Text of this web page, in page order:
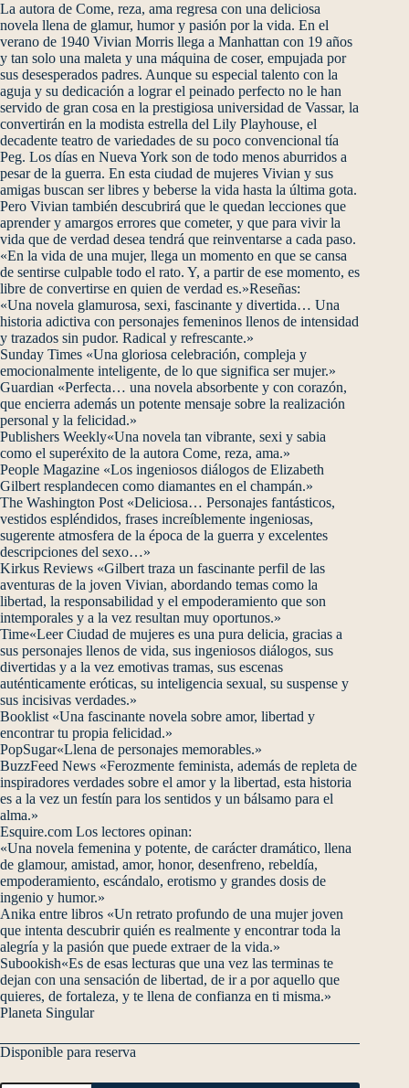
La autora de Come, reza, ama regresa con una deliciosa
novela llena de glamur, humor y pasión por la vida. En el
verano de 1940 Vivian Morris llega a Manhattan con 19 años
y tan solo una maleta y una máquina de coser, empujada por
sus desesperados padres. Aunque su especial talento con la
aguja y su dedicación a lograr el peinado perfecto no le han
servido de gran cosa en la prestigiosa universidad de Vassar, la
convertirán en la modista estrella del Lily Playhouse, el
decadente teatro de variedades de su poco convencional tía
Peg. Los días en Nueva York son de todo menos aburridos a
pesar de la guerra. En esta ciudad de mujeres Vivian y sus
amigas buscan ser libres y beberse la vida hasta la última gota.
Pero Vivian también descubrirá que le quedan lecciones que
aprender y amargos errores que cometer, y que para vivir la
vida que de verdad desea tendrá que reinventarse a cada paso.
«En la vida de una mujer, llega un momento en que se cansa
de sentirse culpable todo el rato. Y, a partir de ese momento, es
libre de convertirse en quien de verdad es.»Reseñas:
«Una novela glamurosa, sexi, fascinante y divertida… Una
historia adictiva con personajes femeninos llenos de intensidad
y trazados sin pudor. Radical y refrescante.»
Sunday Times «Una gloriosa celebración, compleja y
emocionalmente inteligente, de lo que significa ser mujer.»
Guardian «Perfecta… una novela absorbente y con corazón,
que encierra además un potente mensaje sobre la realización
personal y la felicidad.»
Publishers Weekly«Una novela tan vibrante, sexi y sabia
como el superéxito de la autora Come, reza, ama.»
People Magazine «Los ingeniosos diálogos de Elizabeth
Gilbert resplandecen como diamantes en el champán.»
The Washington Post «Deliciosa… Personajes fantásticos,
vestidos espléndidos, frases increíblemente ingeniosas,
sugerente atmosfera de la época de la guerra y excelentes
descripciones del sexo…»
Kirkus Reviews «Gilbert traza un fascinante perfil de las
aventuras de la joven Vivian, abordando temas como la
libertad, la responsabilidad y el empoderamiento que son
intemporales y a la vez resultan muy oportunos.»
Time«Leer Ciudad de mujeres es una pura delicia, gracias a
sus personajes llenos de vida, sus ingeniosos diálogos, sus
divertidas y a la vez emotivas tramas, sus escenas
auténticamente eróticas, su inteligencia sexual, su suspense y
sus incisivas verdades.»
Booklist «Una fascinante novela sobre amor, libertad y
encontrar tu propia felicidad.»
PopSugar«Llena de personajes memorables.»
BuzzFeed News «Ferozmente feminista, además de repleta de
inspiradores verdades sobre el amor y la libertad, esta historia
es a la vez un festín para los sentidos y un bálsamo para el
alma.»
Esquire.com Los lectores opinan:
«Una novela femenina y potente, de carácter dramático, llena
de glamour, amistad, amor, honor, desenfreno, rebeldía,
empoderamiento, escándalo, erotismo y grandes dosis de
ingenio y humor.»
Anika entre libros «Un retrato profundo de una mujer joven
que intenta descubrir quién es realmente y encontrar toda la
alegría y la pasión que puede extraer de la vida.»
Subookish«Es de esas lecturas que una vez las terminas te
dejan con una sensación de libertad, de ir a por aquello que
quieres, de fortaleza, y te llena de confianza en ti misma.»
Planeta Singular
Disponible para reserva